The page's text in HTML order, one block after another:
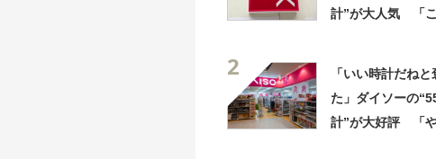
計”が大人気 「
2
「いい時計だね
た」ダイソーの
計”が大好評 「